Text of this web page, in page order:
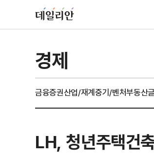
경제
금융증권산업/재계중기/벤처부동산
LH, 청년주택건